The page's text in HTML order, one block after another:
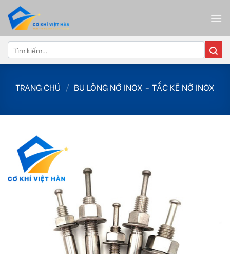
content
Tìm
kiếm:
TRANG CHỦ / BU LÔNG NỞ INOX - TẮC KÊ NỞ INOX